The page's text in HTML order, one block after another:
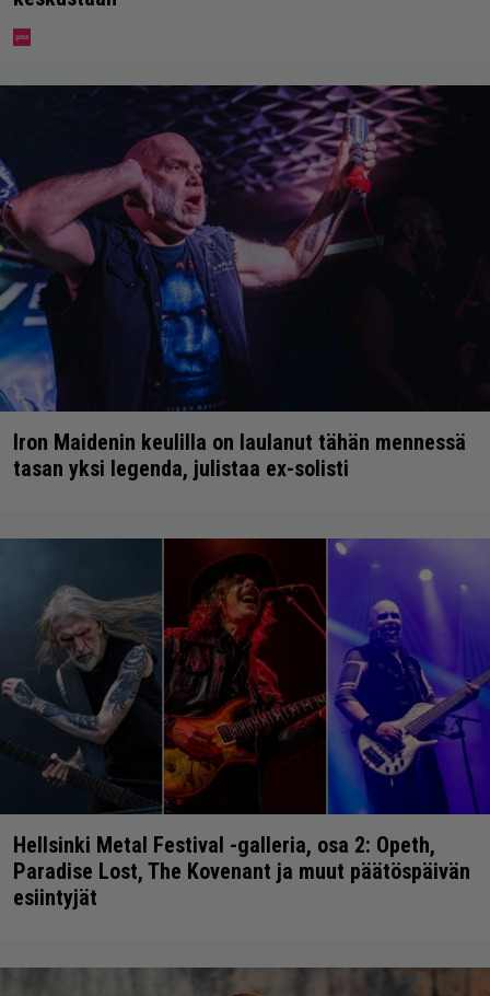
Iron Maidenin keulilla on laulanut tähän mennessä
tasan yksi legenda, julistaa ex-solisti
Hellsinki Metal Festival -galleria, osa 2: Opeth,
Paradise Lost, The Kovenant ja muut päätöspäivän
esiintyjät